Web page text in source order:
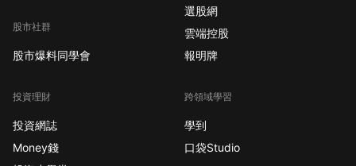
股市社群
股市爆料同學會
投資理財
投資網誌
Money錢
選股網
雲端控股
報明牌
跨領域學習
學到
口袋Studio